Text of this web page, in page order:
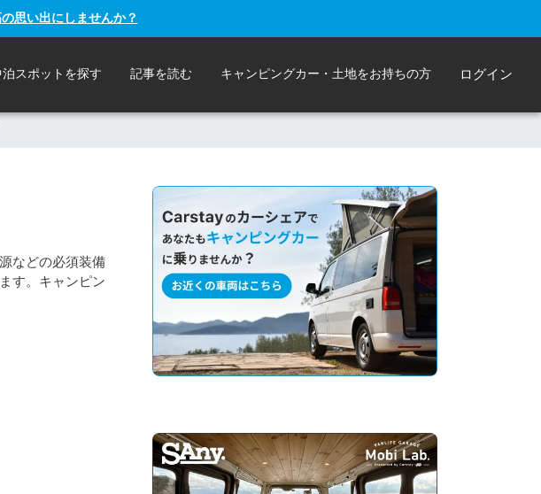
思い出にしませんか？
泊スポットを探す 記事を読む キャンピングカー・土地をお持ちの方 ログイン
などの必須装備
す。キャンピン